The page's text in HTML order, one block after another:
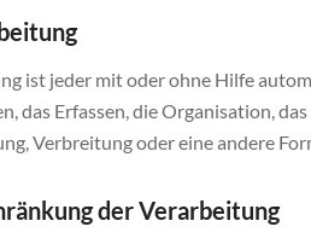
ist jeder mit oder ohne Hilfe
das Erfassen, die Organisation,
Verbreitung oder eine andere
der Verarbeitung